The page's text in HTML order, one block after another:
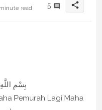
read 5 share
Pemurah Lagi Maha